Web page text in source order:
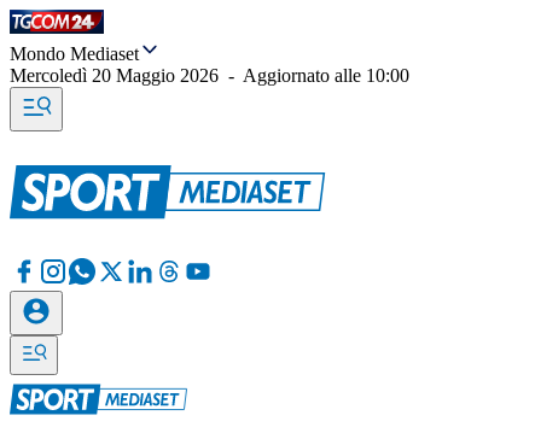
Mondo Mediaset
Mercoledì 20 Maggio 2026 - Aggiornato alle 10:00